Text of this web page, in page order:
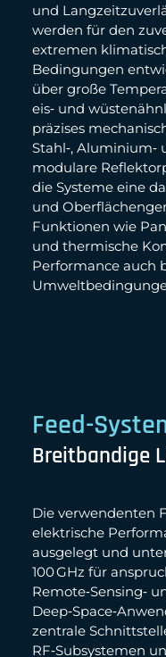
und
werden für den
extremen
Bedingungen
über große
eis‑ und
präzises
Stahl‑,
modulare
die Systeme eine
und
Funktionen wie
und thermische
Performance auch
Feed-
Breitbandige
Die verwendenten
elektrische
ausgelegt und
100 GHz für
Remote‑Sensing‑
zentrale
RF‑Subsystemen